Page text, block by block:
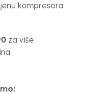
kompresora
za više